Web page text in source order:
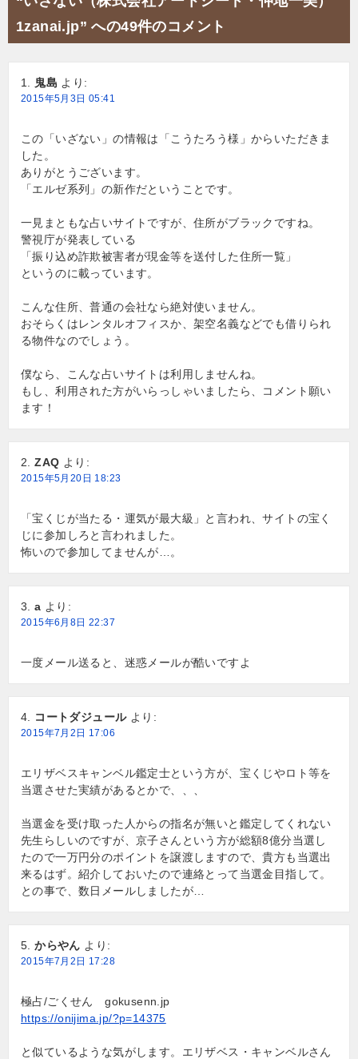
ゲ
ー
ョ
1zanai.jp” への49件のコメント
鬼島 より:
2015年5月3日 05:41
この「いざない」の情報は「こうたろう様」からいただきま
した。
ありがとうございます。
「エルゼ系列」の新作だということです。
一見まともな占いサイトですが、住所がブラックですね。
警視庁が発表している
「振り込め詐欺被害者が現金等を送付した住所一覧」
というのに載っています。
こんな住所、普通の会社なら絶対使いません。
おそらくはレンタルオフィスか、架空名義などでも借りられ
る物件なのでしょう。
僕なら、こんな占いサイトは利用しませんね。
もし、利用された方がいらっしゃいましたら、コメント願い
ます！
ZAQ より:
2015年5月20日 18:23
「宝くじが当たる・運気が最大級」と言われ、サイトの宝く
じに参加しろと言われました。
怖いので参加してませんが…。
a より:
2015年6月8日 22:37
一度メール送ると、迷惑メールが酷いですよ
コートダジュール より:
2015年7月2日 17:06
エリザベスキャンベル鑑定士という方が、宝くじやロト等を
当選させた実績があるとかで、、、
当選金を受け取った人からの指名が無いと鑑定してくれない
先生らしいのですが、京子さんという方が総額8億分当選し
たので一万円分のポイントを譲渡しますので、貴方も当選出
来るはず。紹介しておいたので連絡とって当選金目指して。
との事で、数日メールしましたが…
からやん より:
2015年7月2日 17:28
極占/ごくせん gokusenn.jp
https://onijima.jp/?p=14375
と似ているような気がします。エリザベス・キャンベルさん